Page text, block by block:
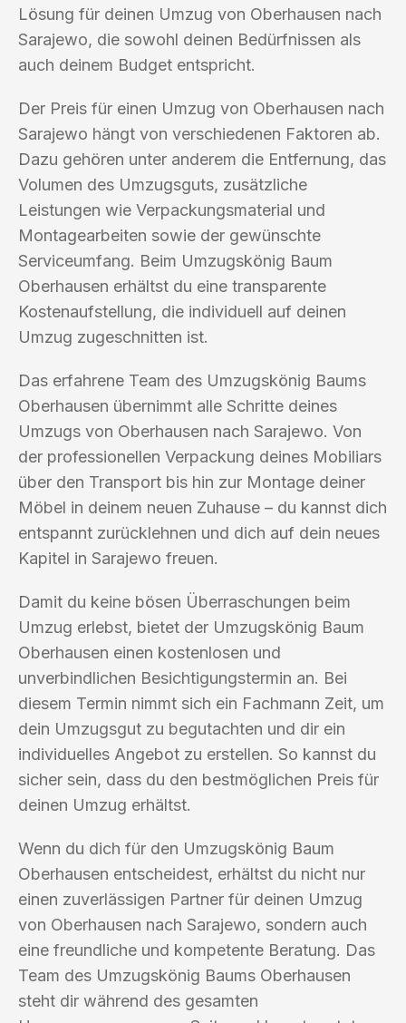
Lösung für deinen Umzug von Oberhausen nach
Sarajewo, die sowohl deinen Bedürfnissen als
auch deinem Budget entspricht.
Der Preis für einen Umzug von Oberhausen nach
Sarajewo hängt von verschiedenen Faktoren ab.
Dazu gehören unter anderem die Entfernung, das
Volumen des Umzugsguts, zusätzliche
Leistungen wie Verpackungsmaterial und
Montagearbeiten sowie der gewünschte
Serviceumfang. Beim Umzugskönig Baum
Oberhausen erhältst du eine transparente
Kostenaufstellung, die individuell auf deinen
Umzug zugeschnitten ist.
Das erfahrene Team des Umzugskönig Baums
Oberhausen übernimmt alle Schritte deines
Umzugs von Oberhausen nach Sarajewo. Von
der professionellen Verpackung deines Mobiliars
über den Transport bis hin zur Montage deiner
Möbel in deinem neuen Zuhause – du kannst dich
entspannt zurücklehnen und dich auf dein neues
Kapitel in Sarajewo freuen.
Damit du keine bösen Überraschungen beim
Umzug erlebst, bietet der Umzugskönig Baum
Oberhausen einen kostenlosen und
unverbindlichen Besichtigungstermin an. Bei
diesem Termin nimmt sich ein Fachmann Zeit, um
dein Umzugsgut zu begutachten und dir ein
individuelles Angebot zu erstellen. So kannst du
sicher sein, dass du den bestmöglichen Preis für
deinen Umzug erhältst.
Wenn du dich für den Umzugskönig Baum
Oberhausen entscheidest, erhältst du nicht nur
einen zuverlässigen Partner für deinen Umzug
von Oberhausen nach Sarajewo, sondern auch
eine freundliche und kompetente Beratung. Das
Team des Umzugskönig Baums Oberhausen
steht dir während des gesamten